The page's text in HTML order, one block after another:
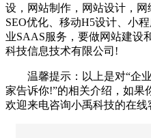
设 ， 网站制作 ， 网站设计 ， 网
SEO优化
移动H5设计 小
业SAAS服务，要做网站建设
科技信息技术有限公司!
温馨提示：以上是对“企业
家告诉你!”的相关介绍，如果
欢迎来电咨询小禹科技的在线